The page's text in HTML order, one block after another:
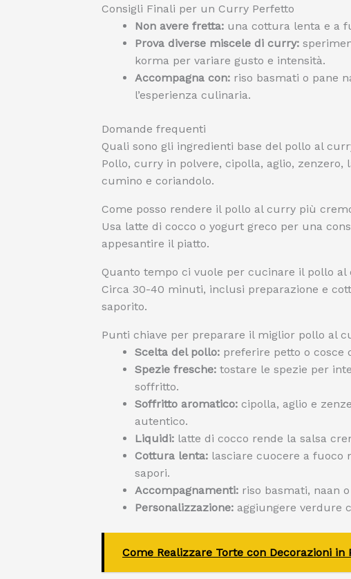
Consigli Finali per un Curry Perfetto
Non avere fretta: una cottura lenta e a
Prova diverse miscele di curry:
korma per variare gusto e intensità.
Accompagna con: riso basmati o pane
l’esperienza culinaria.
Domande frequenti
Quali sono gli ingredienti base del pollo al
Pollo, curry in polvere, cipolla, aglio, zenzero,
cumino e coriandolo.
Come posso rendere il pollo al curry più
Usa latte di cocco o yogurt greco per una
appesantire il piatto.
Quanto tempo ci vuole per cucinare il pollo al
Circa 30-40 minuti, inclusi preparazione e
saporito.
Punti chiave per preparare il miglior pollo al
Scelta del pollo: preferire petto o cosce
Spezie fresche: tostare le spezie per
soffritto.
Soffritto aromatico: cipolla, aglio e
autentico.
Liquidi: latte di cocco rende la salsa
Cottura lenta: lasciare cuocere a fuoco
sapori.
Accompagnamenti: riso basmati, naan
Personalizzazione: aggiungere verdure
Come Realizzare Torte con Decorazioni